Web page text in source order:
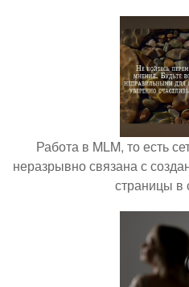
Работа в MLM, то есть
неразрывно связана с
страницы в